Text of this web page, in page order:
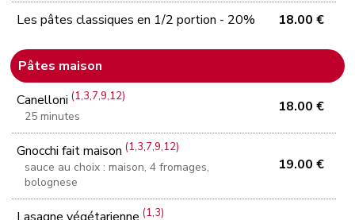
Les pâtes classiques en 1/2 portion - 20% 18.00 €
Pâtes maison
Canelloni(1,3,7,9,12)
25 minutes
18.00 €
Gnocchi fait maison(1,3,7,9,12)
sauce au choix : maison, 4 fromages,
bolognese
19.00 €
(1,3)